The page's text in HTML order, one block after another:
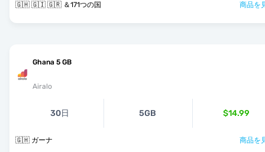
🇬🇭 🇬🇮 🇬🇷 ＆171つの国 商品を
Ghana 5 GB
Airalo
30日 5GB $14.99
🇬🇭 ガーナ 商品を